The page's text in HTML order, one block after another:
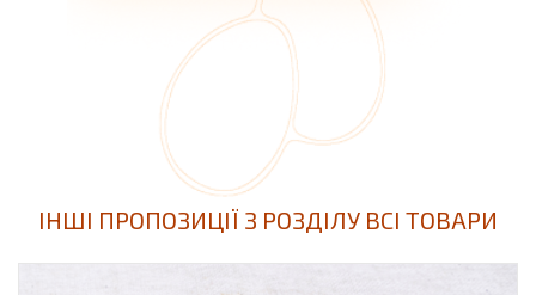
ІНШІ ПРОПОЗИЦІЇ З РОЗДІЛУ ВСI ТОВАРИ